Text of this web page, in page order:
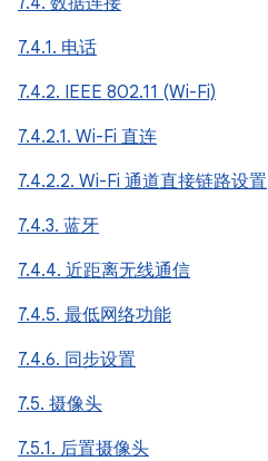
7.4.1. 电话
7.4.2. IEEE 802.11 (Wi-Fi)
7.4.2.1. Wi-Fi 直连
7.4.2.2. Wi-Fi 通道直接链路设置
7.4.3. 蓝牙
7.4.4. 近距离无线通信
7.4.5. 最低网络功能
7.4.6. 同步设置
7.5. 摄像头
7.5.1. 后置摄像头